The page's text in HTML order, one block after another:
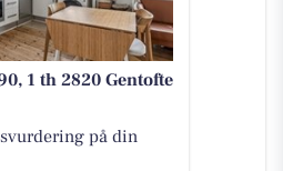
1 th 2820 Gentofte
på din